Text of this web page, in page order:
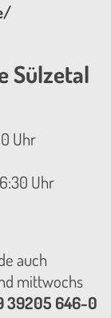
Sülzetal
Uhr
Uhr
auch
mittwochs
39205 646-0